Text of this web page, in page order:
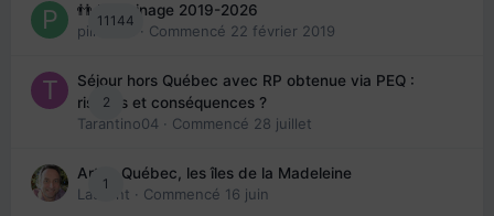
11144
👬 Parrainage 2019-2026
piinoush · Commencé 22 février 2019
2
Séjour hors Québec avec RP obtenue via PEQ :
risques et conséquences ?
Tarantino04 · Commencé 28 juillet
1
Arte : Québec, les îles de la Madeleine
Laurent · Commencé 16 juin